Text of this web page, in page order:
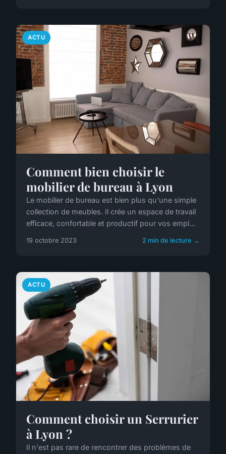
ACTU
Comment bien choisir le
mobilier de bureau à Lyon
Le mobilier de bureau est bien plus qu'une simple
collection de meubles. Il crée un espace de travail
efficace, confortable et productif pour vos empl...
19 octobre 2023 2 min de lecture →
ACTU
Comment choisir un Serrurier
à Lyon ?
Il n'est pas rare de rencontrer des problèmes de